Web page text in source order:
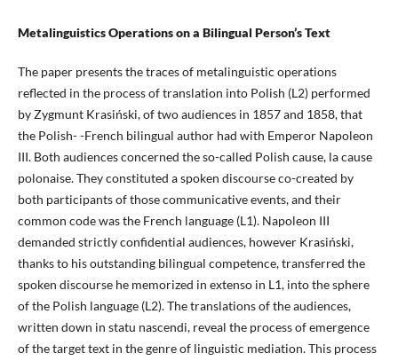
Metalinguistics Operations on a Bilingual Person’s Text
The paper presents the traces of metalinguistic operations
reflected in the process of translation into Polish (L2) performed
by Zygmunt Krasiński, of two audiences in 1857 and 1858, that
the Polish- -French bilingual author had with Emperor Napoleon
III. Both audiences concerned the so-called Polish cause, la cause
polonaise. They constituted a spoken discourse co-created by
both participants of those communicative events, and their
common code was the French language (L1). Napoleon III
demanded strictly confidential audiences, however Krasiński,
thanks to his outstanding bilingual competence, transferred the
spoken discourse he memorized in extenso in L1, into the sphere
of the Polish language (L2). The translations of the audiences,
written down in statu nascendi, reveal the process of emergence
of the target text in the genre of linguistic mediation. This process